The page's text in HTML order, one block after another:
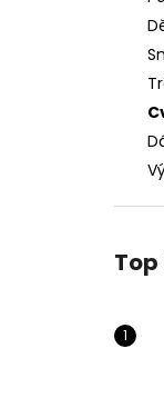
4 CM
2